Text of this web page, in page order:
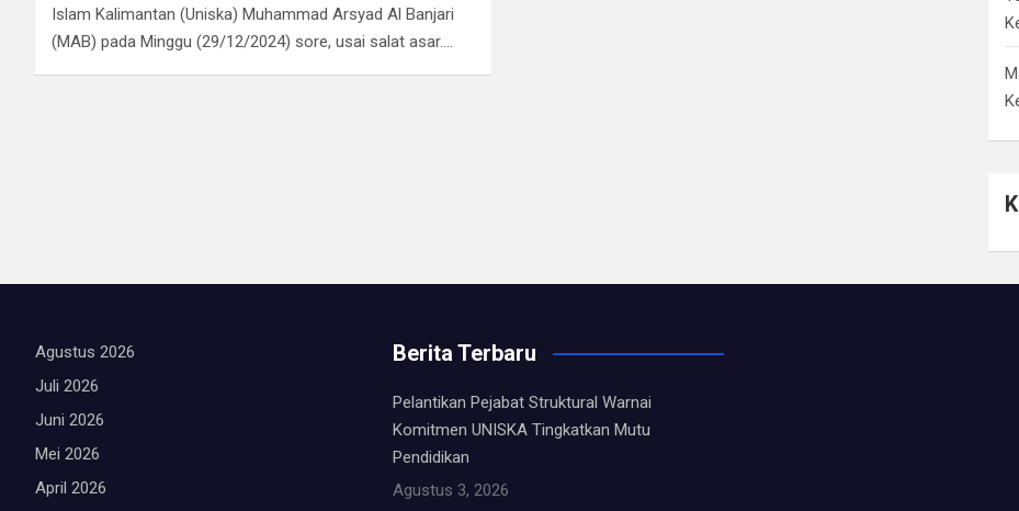
Islam Kalimantan (Uniska) Muhammad Arsyad Al Banjari
(MAB) pada Minggu (29/12/2024) sore, usai salat asar.…
Agustus 2026
Juli 2026
Juni 2026
Mei 2026
April 2026
Berita Terbaru
Pelantikan Pejabat Struktural Warnai
Komitmen UNISKA Tingkatkan Mutu
Pendidikan
Agustus 3, 2026